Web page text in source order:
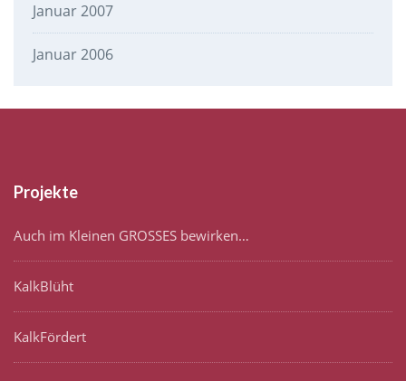
Januar 2007
Januar 2006
Projekte
Auch im Kleinen GROSSES bewirken…
KalkBlüht
KalkFördert